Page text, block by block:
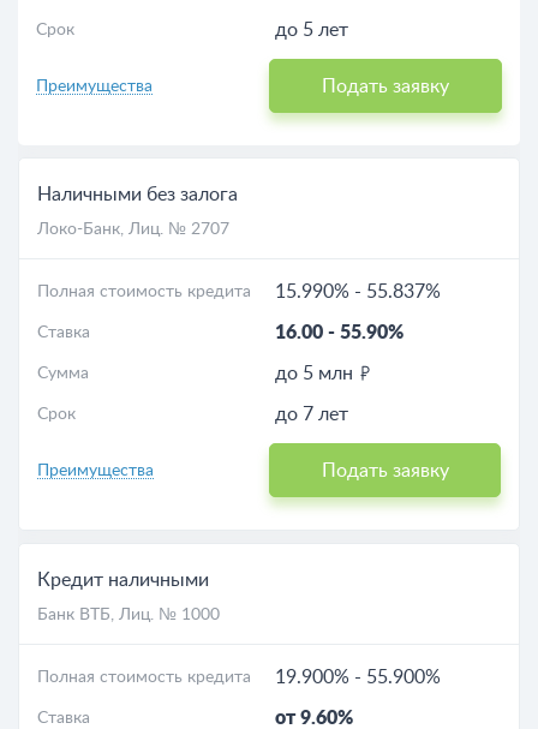
Срок до 5 лет
Преимущества Подать заявку
Наличными без залога
Локо-Банк, Лиц. № 2707
Полная стоимость кредита 15.990% - 55.837%
Ставка 16.00 - 55.90%
Сумма до 5 млн
Срок до 7 лет
Преимущества Подать заявку
Кредит наличными
Банк ВТБ, Лиц. № 1000
Полная стоимость кредита 19.900% - 55.900%
Ставка от 9.60%